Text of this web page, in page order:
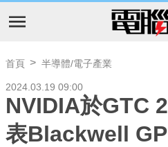
首頁 半導體/電子產業
2024.03.19 09:00
NVIDIA於GTC
表Blackwell